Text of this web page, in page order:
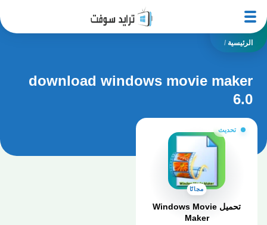
الرئيسية /
download windows movie maker
6.0
تحديث
مجانًا
تحميل Windows Movie
Maker